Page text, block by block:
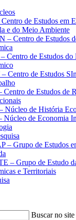
Menu principal
de Estudos em
e do Meio Ambiente
– Centro de Estudos
Centro de Estudos do
Centro de Estudos
Centro de Estudos de
Núcleo de História
Núcleo de Economia
– Grupo de Estudos
– Grupo de Estudo
e Territoriais
Buscar no site